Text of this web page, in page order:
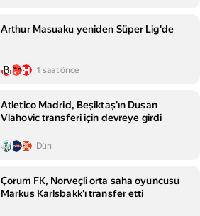
Arthur Masuaku yeniden Süper Lig'de
1 saat önce
Atletico Madrid, Beşiktaş'ın Dusan
Vlahovic transferi için devreye girdi
Dün
Çorum FK, Norveçli orta saha oyuncusu
Markus Karlsbakk'ı transfer etti